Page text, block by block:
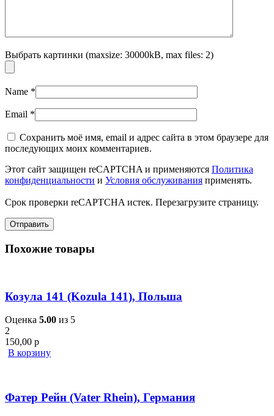
Выбрать картинки (maxsize: 30000kB, max files: 2)
Name *
Email *
Сохранить моё имя, email и адрес сайта в этом браузере для
последующих моих комментариев.
Этот сайт защищен reCAPTCHA и применяются Политика
конфиденциальности и Условия обслуживания применять.
Срок проверки reCAPTCHA истек. Перезагрузите страницу.
Похожие товары
Козула 141 (Kozula 141), Польша
Оценка 5.00 из 5
2
150,00 р
В корзину
Фатер Рейн (Vater Rhein), Германия